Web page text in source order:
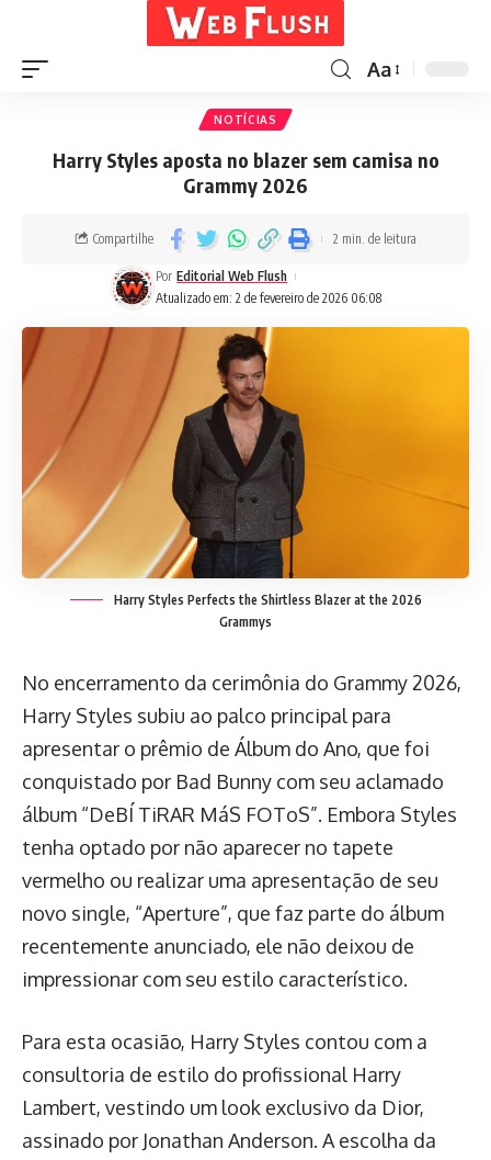
Aa
NOTÍCIAS
Harry Styles aposta no blazer sem camisa no
Grammy 2026
Atualizado em: 2 de fevereiro de 2026 06:08
Por Editorial Web Flush
Compartilhe 2 min. de leitura
Harry Styles Perfects the Shirtless Blazer at the 2026
Grammys
No encerramento da cerimônia do Grammy 2026,
Harry Styles subiu ao palco principal para
apresentar o prêmio de Álbum do Ano, que foi
conquistado por Bad Bunny com seu aclamado
álbum “DeBÍ TiRAR MáS FOToS”. Embora Styles
tenha optado por não aparecer no tapete
vermelho ou realizar uma apresentação de seu
novo single, “Aperture”, que faz parte do álbum
recentemente anunciado, ele não deixou de
impressionar com seu estilo característico.
Para esta ocasião, Harry Styles contou com a
consultoria de estilo do profissional Harry
Lambert, vestindo um look exclusivo da Dior,
assinado por Jonathan Anderson. A escolha da